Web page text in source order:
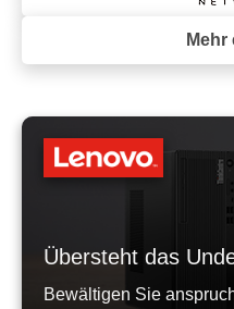
Mehr
Übersteht das
Bewältigen Sie